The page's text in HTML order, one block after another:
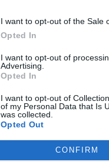
I want to opt-out of the Sale
Opted In
I want to opt-out of
Advertising.
Opted In
I want to opt-out of
of my Personal Data that Is
was collected.
Opted Out
CONFIRM